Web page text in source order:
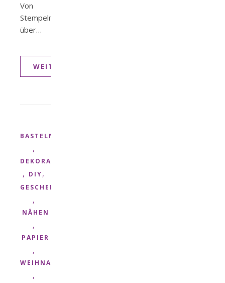
Von
Stempeln,
über…
WEITERLESEN
BASTELN
,
DEKORATION
, DIY,
GESCHENK
,
NÄHEN
,
PAPIER
,
WEIHNACHTEN
,